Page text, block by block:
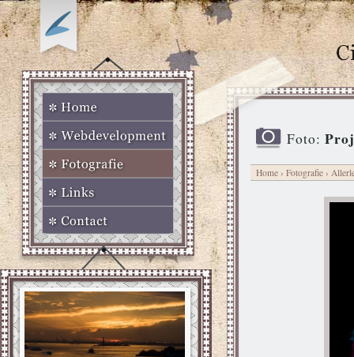
Foto:
Home › Fotografie ›